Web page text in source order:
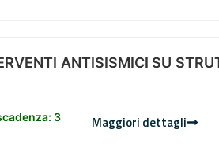
ANTISISMICI SU
3 Maggiori dettagli